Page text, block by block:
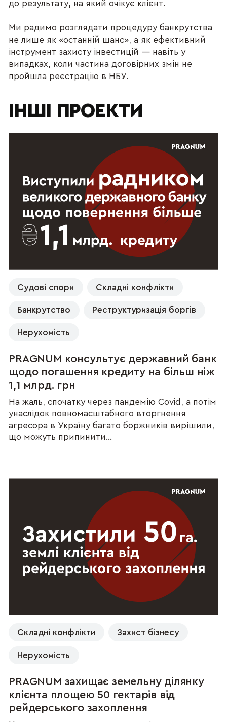
до результату, на який очікує клієнт.
Ми радимо розглядати процедуру банкрутства
не лише як «останній шанс», а як ефективний
інструмент захисту інвестицій — навіть у
випадках, коли частина договірних змін не
пройшла реєстрацію в НБУ.
ІНШІ ПРОЕКТИ
Судові спори Складні конфлікти
Банкрутство Реструктуризація боргів
Нерухомість
PRAGNUM консультує державний банк
щодо погашення кредиту на більш ніж
1,1 млрд. грн
На жаль, спочатку через пандемію Covid, а потім
унаслідок повномасштабного вторгнення
агресора в Україну багато боржників вирішили,
що можуть припинити...
Складні конфлікти Захист бізнесу
Нерухомість
PRAGNUM захищає земельну ділянку
клієнта площею 50 гектарів від
рейдерського захоплення